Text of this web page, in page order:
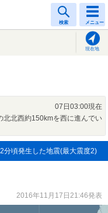
検索 メニュー
現在地
07日03:00現在
北北西約150kmを西に進んでい
分頃発生した地震(最大震度2)
2016年11月17日21:46発表